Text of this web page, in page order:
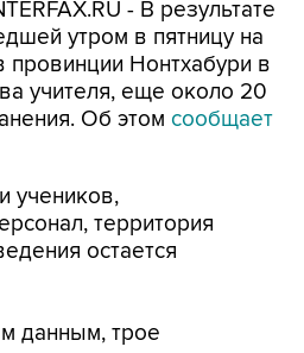
Нонтхабури в
учителя, еще около 20
Об этомсообщает
учеников,
остается
данным, трое
ранениями